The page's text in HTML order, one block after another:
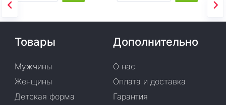
Товары
Мужчины
Женщины
Детская форма
Дополнительно
О нас
Оплата и доставка
Гарантия